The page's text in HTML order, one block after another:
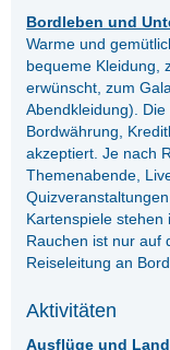
Bordleben und
Warme und
bequeme Kleidung,
erwünscht, zum
Abendkleidung).
Bordwährung,
akzeptiert. Je nach
Themenabende,
Kartenspiele stehen
Rauchen ist nur auf
Reiseleitung an
Aktivitäten
Ausflüge und